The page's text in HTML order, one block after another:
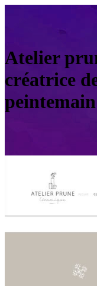
Atelier
créatrice
peintemain